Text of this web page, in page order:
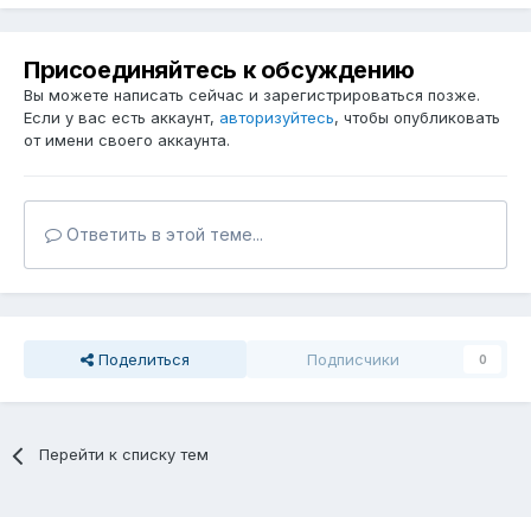
Присоединяйтесь к обсуждению
Вы можете написать сейчас и зарегистрироваться позже.
Если у вас есть аккаунт, авторизуйтесь, чтобы опубликовать
от имени своего аккаунта.
Ответить в этой теме...
Поделиться Подписчики 0
Перейти к списку тем